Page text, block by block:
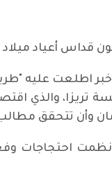
قداس أعياد
خبر اطلعت عليه
تريزا، والذي
وأن تتحقق
احتجاجات